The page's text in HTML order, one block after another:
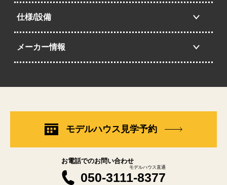
仕様/設備
メーカー情報
モデルハウス見学予約
お電話でのお問い合わせ
050-3111-8377
モデルハウス直通